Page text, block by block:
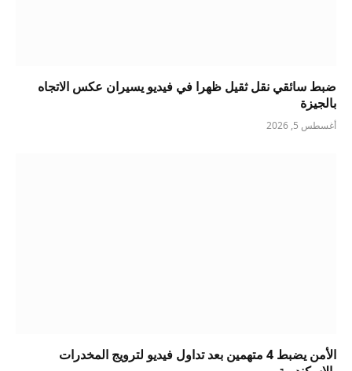
ضبط سائقي نقل ثقيل ظهرا في فيديو يسيران عكس الاتجاه
بالجيزة
أغسطس 5, 2026
الأمن يضبط 4 متهمين بعد تداول فيديو لترويج المخدرات